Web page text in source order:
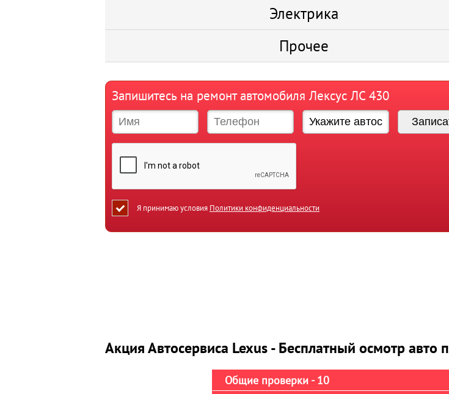
Электрика
Прочее
Запишитесь на ремонт автомобиля Лексус ЛС 430
Я принимаю условия Политики конфиденциальности
Акция Автосервиса Lexus - Бесплатный осмотр авто
Общие проверки - 10